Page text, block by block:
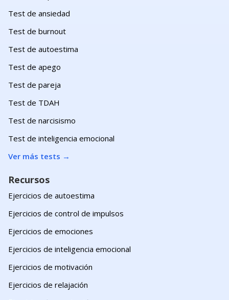
Test de ansiedad
Test de burnout
Test de autoestima
Test de apego
Test de pareja
Test de TDAH
Test de narcisismo
Test de inteligencia emocional
Ver más tests →
Recursos
Ejercicios de autoestima
Ejercicios de control de impulsos
Ejercicios de emociones
Ejercicios de inteligencia emocional
Ejercicios de motivación
Ejercicios de relajación